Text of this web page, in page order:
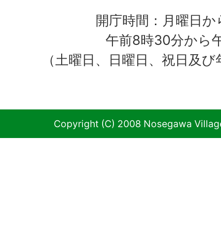
開庁時間：月曜日か
午前8時30分から
（土曜日、日曜日、祝日及
Copyright (C) 2008 Nosegawa